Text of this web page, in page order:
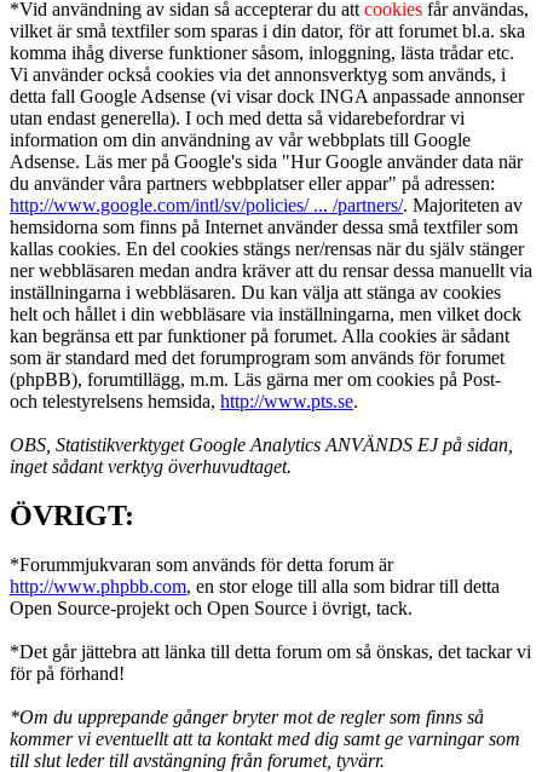
*Vid användning av sidan så accepterar du att cookies får användas,
vilket är små textfiler som sparas i din dator, för att forumet bl.a. ska
komma ihåg diverse funktioner såsom, inloggning, lästa trådar etc.
Vi använder också cookies via det annonsverktyg som används, i
detta fall Google Adsense (vi visar dock INGA anpassade annonser
utan endast generella). I och med detta så vidarebefordrar vi
information om din användning av vår webbplats till Google
Adsense. Läs mer på Google's sida "Hur Google använder data när
du använder våra partners webbplatser eller appar" på adressen:
http://www.google.com/intl/sv/policies/ ... /partners/. Majoriteten av
hemsidorna som finns på Internet använder dessa små textfiler som
kallas cookies. En del cookies stängs ner/rensas när du själv stänger
ner webbläsaren medan andra kräver att du rensar dessa manuellt via
inställningarna i webbläsaren. Du kan välja att stänga av cookies
helt och hållet i din webbläsare via inställningarna, men vilket dock
kan begränsa ett par funktioner på forumet. Alla cookies är sådant
som är standard med det forumprogram som används för forumet
(phpBB), forumtillägg, m.m. Läs gärna mer om cookies på Post-
och telestyrelsens hemsida, http://www.pts.se.
OBS, Statistikverktyget Google Analytics ANVÄNDS EJ på sidan,
inget sådant verktyg överhuvudtaget.
ÖVRIGT:
*Forummjukvaran som används för detta forum är
http://www.phpbb.com, en stor eloge till alla som bidrar till detta
Open Source-projekt och Open Source i övrigt, tack.
*Det går jättebra att länka till detta forum om så önskas, det tackar vi
för på förhand!
*Om du upprepande gånger bryter mot de regler som finns så
kommer vi eventuellt att ta kontakt med dig samt ge varningar som
till slut leder till avstängning från forumet, tyvärr.